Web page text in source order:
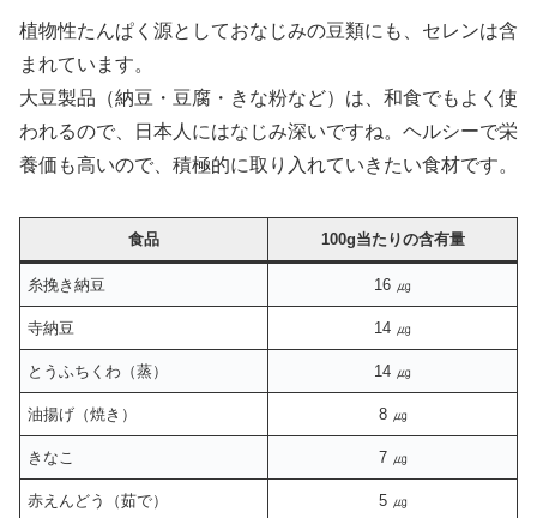
植物性たんぱく源としておなじみの豆類にも、セレンは含
まれています。
大豆製品（納豆・豆腐・きな粉など）は、和食でもよく使
われるので、日本人にはなじみ深いですね。ヘルシーで栄
養価も高いので、積極的に取り入れていきたい食材です。
食品 100g当たりの含有量
糸挽き納豆 16 ㎍
寺納豆 14 ㎍
とうふちくわ（蒸） 14 ㎍
油揚げ（焼き） 8 ㎍
きなこ 7 ㎍
赤えんどう（茹で） 5 ㎍